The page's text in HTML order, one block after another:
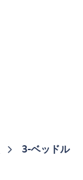
3-ベッドル